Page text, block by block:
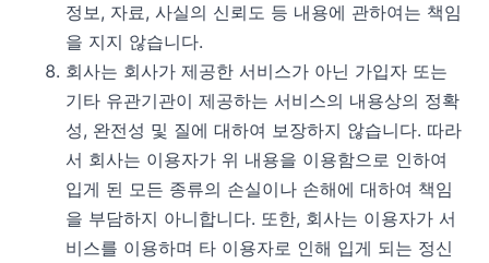
정보, 자료, 사실의 신뢰도 등 내용에 관하여는 책임
을 지지 않습니다.
회사는 회사가 제공한 서비스가 아닌 가입자 또는
기타 유관기관이 제공하는 서비스의 내용상의 정확
성, 완전성 및 질에 대하여 보장하지 않습니다. 따라
서 회사는 이용자가 위 내용을 이용함으로 인하여
입게 된 모든 종류의 손실이나 손해에 대하여 책임
을 부담하지 아니합니다. 또한, 회사는 이용자가 서
비스를 이용하며 타 이용자로 인해 입게 되는 정신